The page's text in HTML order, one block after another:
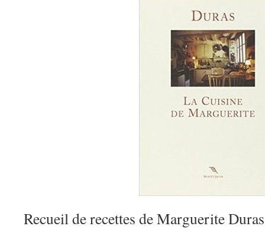
Recueil de recettes de Marguerite